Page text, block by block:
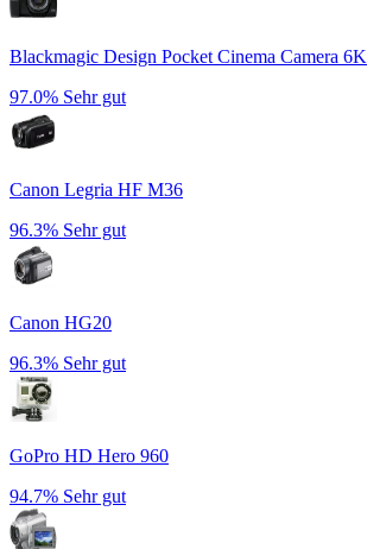
Blackmagic Design Pocket Cinema Camera 6K
97.0% Sehr gut
Canon Legria HF M36
96.3% Sehr gut
Canon HG20
96.3% Sehr gut
GoPro HD Hero 960
94.7% Sehr gut